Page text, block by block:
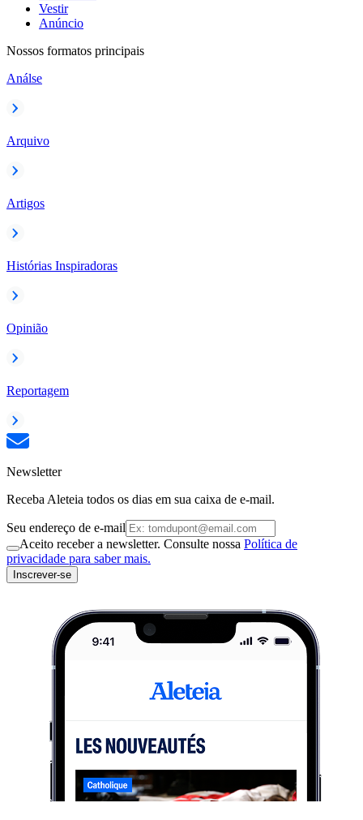
Vestir
Anúncio
Nossos formatos principais
Análse
Arquivo
Artigos
Histórias Inspiradoras
Opinião
Reportagem
Newsletter
Receba Aleteia todos os dias em sua caixa de e-mail.
Seu endereço de e-mail
Aceito receber a newsletter. Consulte nossa Política de
privacidade para saber mais.
Inscrever-se